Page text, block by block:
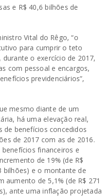
e R$ 40,6 bilhões de
Vital do Rêgo, “o
para cumprir o teto
durante o exercício de 2017,
com pessoal e encargos,
previdenciários”,
mesmo diante de um
há uma elevação real,
de benefícios concedidos
de 2017 com as de 2016.
financeiros e
de 19% (de R$
bilhões) e o montante de
aumento de 5,1% (de R$ 271
ante uma inflação projetada